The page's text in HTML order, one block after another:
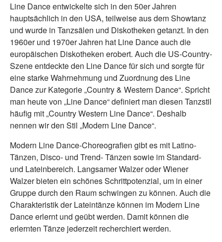
Line Dance entwickelte sich in den 50er Jahren
hauptsächlich in den USA, teilweise aus dem Showtanz
und wurde in Tanzsälen und Diskotheken getanzt. In den
1960er und 1970er Jahren hat Line Dance auch die
europäischen Diskotheken erobert. Auch die US-Country-
Szene entdeckte den Line Dance für sich und sorgte für
eine starke Wahrnehmung und Zuordnung des Line
Dance zur Kategorie „Country & Western Dance“. Spricht
man heute von „Line Dance“ definiert man diesen Tanzstil
häufig mit „Country Western Line Dance“. Deshalb
nennen wir den Stil „Modern Line Dance“.
Modern Line Dance-Choreografien gibt es mit Latino-
Tänzen, Disco- und Trend- Tänzen sowie im Standard-
und Lateinbereich. Langsamer Walzer oder Wiener
Walzer bieten ein schönes Schrittpotenzial, um in einer
Gruppe durch den Raum schwingen zu können. Auch die
Charakteristik der Lateintänze können im Modern Line
Dance erlernt und geübt werden. Damit können die
erlernten Tänze jederzeit recherchiert werden.